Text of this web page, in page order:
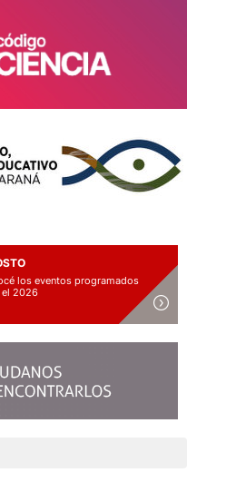
los eventos programados
el 2026